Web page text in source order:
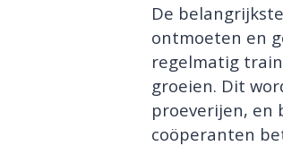
De
ontmoeten en
regelmatig
groeien. Dit
proeverijen, en
coöperanten